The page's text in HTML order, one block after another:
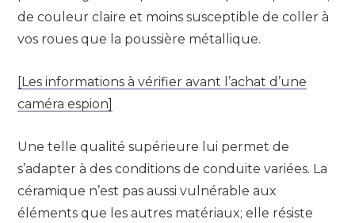
de couleur claire et moins susceptible de coller à
vos roues que la poussière métallique.
[Les informations à vérifier avant l’achat d’une
caméra espion]
Une telle qualité supérieure lui permet de
s’adapter à des conditions de conduite variées. La
céramique n’est pas aussi vulnérable aux
éléments que les autres matériaux; elle résiste